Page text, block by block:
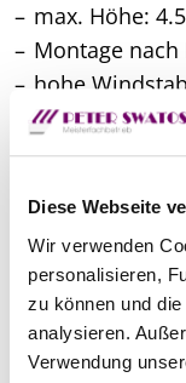
Diese Webseite
Wir verwenden
personalisieren,
zu können und
analysieren.
Verwendung
max. Höhe:
Montage
hohe
Produktdetails